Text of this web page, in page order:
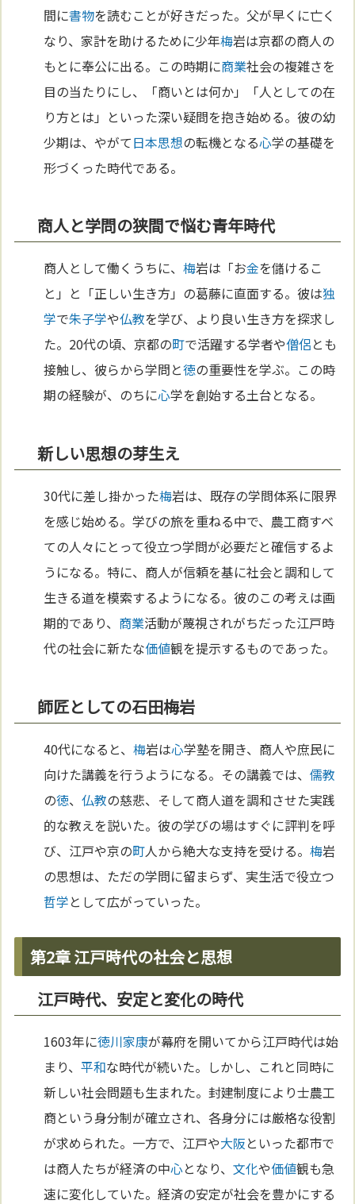
間に書物を読むことが好きだった。父が早くに亡く
なり、家計を助けるために少年梅岩は京都の商人の
もとに奉公に出る。この時期に商業社会の複雑さを
目の当たりにし、「商いとは何か」「人としての在
り方とは」といった深い疑問を抱き始める。彼の幼
少期は、やがて日本思想の転機となる心学の基礎を
形づくった時代である。
商人と学問の狭間で悩む青年時代
商人として働くうちに、梅岩は「お金を儲けるこ
と」と「正しい生き方」の葛藤に直面する。彼は独
学で朱子学や仏教を学び、より良い生き方を探求し
た。20代の頃、京都の町で活躍する学者や僧侶とも
接触し、彼らから学問と徳の重要性を学ぶ。この時
期の経験が、のちに心学を創始する土台となる。
新しい思想の芽生え
30代に差し掛かった梅岩は、既存の学問体系に限界
を感じ始める。学びの旅を重ねる中で、農工商すべ
ての人々にとって役立つ学問が必要だと確信するよ
うになる。特に、商人が信頼を基に社会と調和して
生きる道を模索するようになる。彼のこの考えは画
期的であり、 商業活動が蔑視されがちだった江戸時
代の社会に新たな価値観を提示するものであった。
師匠としての石田梅岩
40代になると、梅岩は心学塾を開き、商人や庶民に
向けた講義を行うようになる。その講義では、儒教
の徳、仏教の慈悲、そして商人道を調和させた実践
的な教えを説いた。彼の学びの場はすぐに評判を呼
び、江戸や京の町人から絶大な支持を受ける。梅岩
の思想は、ただの学問に留まらず、実生活で役立つ
哲学として広がっていった。
第2章 江戸時代の社会と思想
江戸時代、安定と変化の時代
1603年に徳川家康が幕府を開いてから江戸時代は始
まり、平和な時代が続いた。しかし、これと同時に
新しい社会問題も生まれた。封建制度により士農工
商という身分制が確立され、各身分には厳格な役割
が求められた。一方で、江戸や大阪といった都市で
は商人たちが経済の中心となり、文化や価値観も急
速に変化していた。経済の安定が社会を豊かにする